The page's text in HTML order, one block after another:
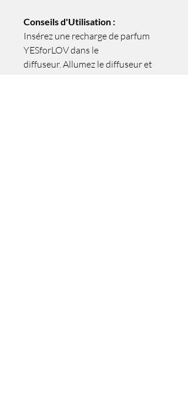
Conseils d'Utilisation :
Insérez une recharge de parfum
YESforLOV dans le
diffuseur. Allumez le diffuseur et